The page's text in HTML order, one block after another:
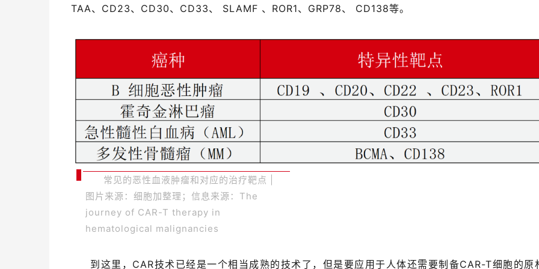
TAA、CD23、CD30、CD33、 SLAMF 、ROR1、GRP78、 CD138等。
常见的恶性血液肿瘤和对应的治疗靶点 |
图片来源：细胞加整理；信息来源：The
journey of CAR-T therapy in
hematological malignancies
到这里，CAR技术已经是一个相当成熟的技术了，但是要应用于人体还需要制备CAR-T细胞的原